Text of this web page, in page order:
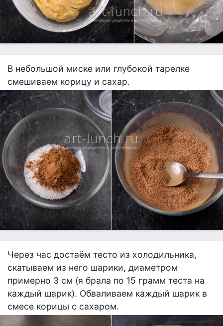
В небольшой миске или глубокой тарелке
смешиваем корицу и сахар.
Через час достаём тесто из холодильника,
скатываем из него шарики, диаметром
примерно 3 см (я брала по 15 грамм теста на
каждый шарик). Обваливаем каждый шарик в
смесе корицы с сахаром.